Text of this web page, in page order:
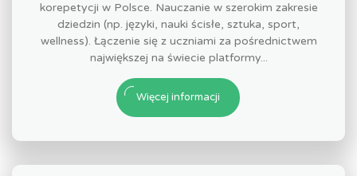
korepetycji w Polsce. Nauczanie w szerokim zakresie
dziedzin (np. języki, nauki ścisłe, sztuka, sport,
wellness). Łączenie się z uczniami za pośrednictwem
największej na świecie platformy...
Więcej informacji